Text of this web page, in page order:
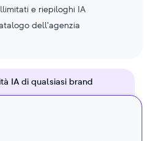
e riepiloghi IA
dell'agenzia
IA di qualsiasi brand